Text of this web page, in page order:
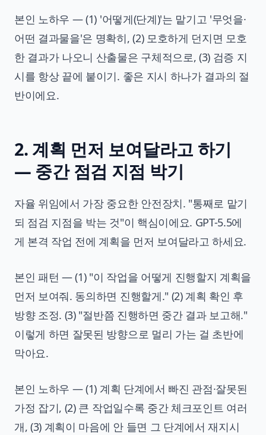
본인 노하우 — (1) '어떻게(단계)'는 맡기고 '무엇을·
어떤 결과물을'은 명확히, (2) 모호하게 던지면 모호
한 결과가 나오니 산출물은 구체적으로, (3) 검증 지
시를 항상 끝에 붙이기. 좋은 지시 하나가 결과의 절
반이에요.
2. 계획 먼저 보여달라고 하기
— 중간 점검 지점 박기
자율 위임에서 가장 중요한 안전장치. "통째로 맡기
되 점검 지점을 박는 것"이 핵심이에요. GPT-5.5에
게 본격 작업 전에 계획을 먼저 보여달라고 하세요.
본인 패턴 — (1) "이 작업을 어떻게 진행할지 계획을
먼저 보여줘. 동의하면 진행할게." (2) 계획 확인 후
방향 조정. (3) "절반쯤 진행하면 중간 결과 보고해."
이렇게 하면 잘못된 방향으로 멀리 가는 걸 초반에
막아요.
본인 노하우 — (1) 계획 단계에서 빠진 관점·잘못된
가정 잡기, (2) 큰 작업일수록 중간 체크포인트 여러
개, (3) 계획이 마음에 안 들면 그 단계에서 재지시